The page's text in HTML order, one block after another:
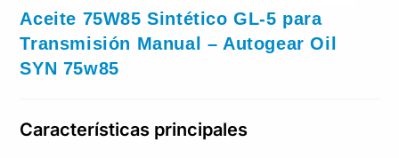
Aceite 75W85 Sintético GL-5 para
Transmisión Manual – Autogear Oil
SYN 75w85
Características principales